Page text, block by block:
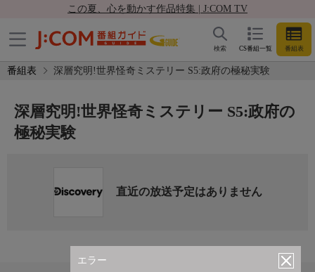
この夏、心を動かす作品特集 | J:COM TV
CS番組一覧 番組表
検索
番組表 深層究明!世界怪奇ミステリー S5:政府の極秘実験
エラー
深層究明!世界怪奇ミステリー S5:政府の
極秘実験
直近の放送予定はありません